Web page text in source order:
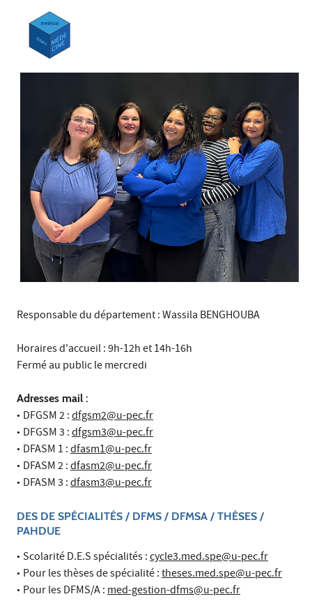
Responsable du département : Wassila BENGHOUBA
Horaires d'accueil : 9h-12h et 14h-16h
Fermé au public le mercredi
Adresses mail :
• DFGSM 2 :dfgsm2@u-pec.fr
• DFGSM 3 :dfgsm3@u-pec.fr
• DFASM 1 :dfasm1@u-pec.fr
• DFASM 2 :dfasm2@u-pec.fr
• DFASM 3 :dfasm3@u-pec.fr
DES DE SPÉCIALITÉS / DFMS / DFMSA / THÈSES /
PAHDUE
• Scolarité D.E.S spécialités :cycle3.med.spe@u-pec.fr
• Pour les thèses de spécialité :theses.med.spe@u-pec.fr
• Pour les DFMS/A :med-gestion-dfms@u-pec.fr